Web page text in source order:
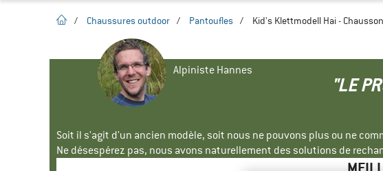
Page d'accueil
/ Chaussures outdoor / Pantoufles / Kid's Klettmodell Hai -
Alpiniste Hannes
"LE
Soit il s'agit d'un ancien modèle, soit nous ne pouvons plus ou ne
Ne désespérez pas, nous avons naturellement des solutions de